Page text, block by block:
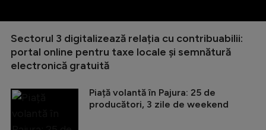
Sectorul 3 digitalizează relația cu contribuabilii:
portal online pentru taxe locale și semnătură
electronică gratuită
Piață volantă în Pajura: 25 de
producători, 3 zile de weekend